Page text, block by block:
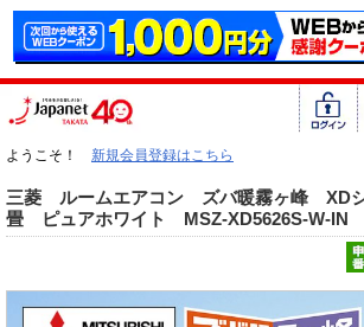
ようこそ！ 新規会員登録はこちら
三菱 ルームエアコン ズバ暖霧ヶ峰 XD
畳 ピュアホワイト MSZ-XD5626S-W-IN